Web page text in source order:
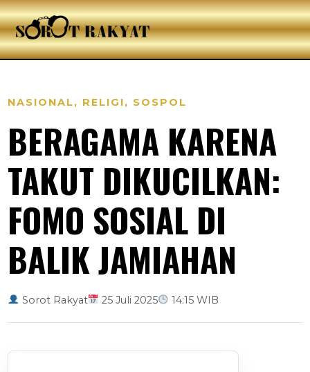
NASIONAL, RELIGI, SOSPOL
BERAGAMA KARENA
TAKUT DIKUCILKAN:
FOMO SOSIAL DI
BALIK JAMIAHAN
Sorot Rakyat 25 Juli 2025 14:15 WIB